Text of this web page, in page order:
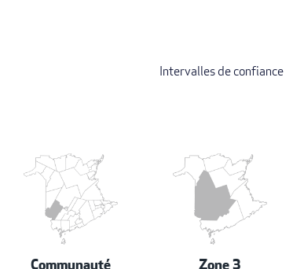
Intervalles de confiance
Communauté Zone 3